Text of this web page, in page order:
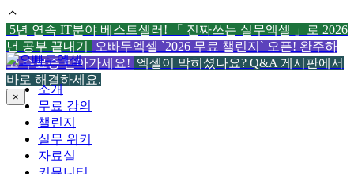
5년 연속 IT분야 베스트셀러! 「 진짜쓰는 실무엑셀 」로 2026
년 공부 끝내기
오빠두엑셀 `2026 무료 챌린지` 오픈! 완주하
고 수료증 받아가세요! 엑셀이 막히셨나요? Q&A 게시판에서
바로 해결하세요.
×
컨
텐
츠
로
소개
무료 강의
챌린지
실무 위키
자료실